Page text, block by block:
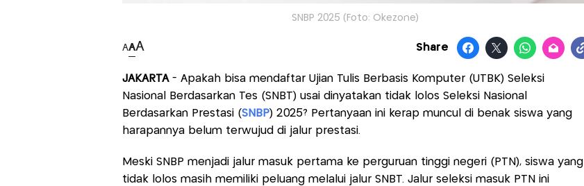
SNBP 2025 (Foto: Okezone)
AAA Share
JAKARTA- Apakah bisa mendaftar Ujian Tulis Berbasis Komputer (UTBK) Seleksi
Nasional Berdasarkan Tes (SNBT) usai dinyatakan tidak lolos Seleksi Nasional
Berdasarkan Prestasi (SNBP) 2025? Pertanyaan ini kerap muncul di benak siswa yang
harapannya belum terwujud di jalur prestasi.
Meski SNBP menjadi jalur masuk pertama ke perguruan tinggi negeri (PTN), siswa yang
tidak lolos masih memiliki peluang melalui jalur SNBT. Jalur seleksi masuk PTN ini